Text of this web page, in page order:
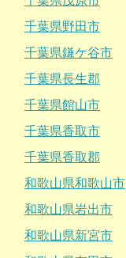
千葉県野田市
千葉県鎌ケ谷市
千葉県長生郡
千葉県館山市
千葉県香取市
千葉県香取郡
和歌山県和歌山市
和歌山県岩出市
和歌山県新宮市